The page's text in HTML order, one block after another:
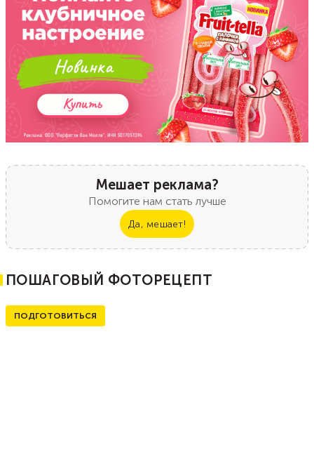
Мешает реклама?
Помогите нам стать лучше
Да, мешает!
ПОШАГОВЫЙ ФОТОРЕЦЕПТ
ПОДГОТОВИТЬСЯ